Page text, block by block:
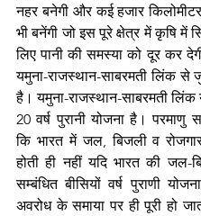
नहर बनेगी और कई हजार
भी बनेंगी जो इस पूरे क्षेत्र में कृषि में
लिए पानी की समस्या को दूर कर
यमुना-राजस्थान-साबरमती लिंक से
है। यमुना-राजस्थान-साबरमती
20 वर्ष पुरानी योजना है। परमाणु
कि भारत में जल, बिजली व
होती ही नहीं यदि भारत की जल-
सम्बंधित बीसियों वर्ष पुराणी
अवरोध के समाया पर ही पूरी हो